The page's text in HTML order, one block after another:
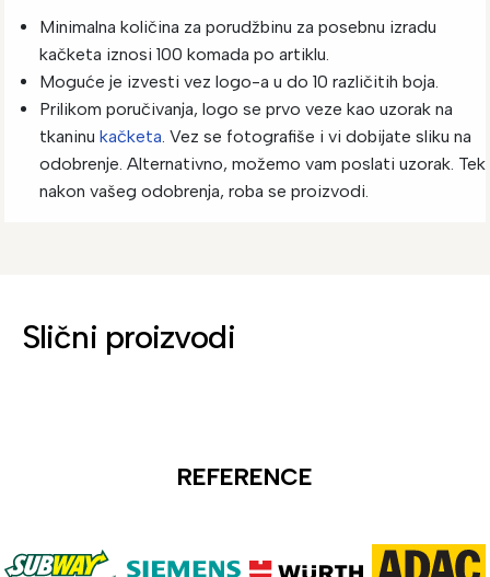
Minimalna količina za porudžbinu za posebnu izradu
kačketa iznosi 100 komada po artiklu.
Moguće je izvesti vez logo-a u do 10 različitih boja.
Prilikom poručivanja, logo se prvo veze kao uzorak na
tkaninu kačketa. Vez se fotografiše i vi dobijate sliku na
odobrenje. Alternativno, možemo vam poslati uzorak. Tek
nakon vašeg odobrenja, roba se proizvodi.
Slični proizvodi
REFERENCE